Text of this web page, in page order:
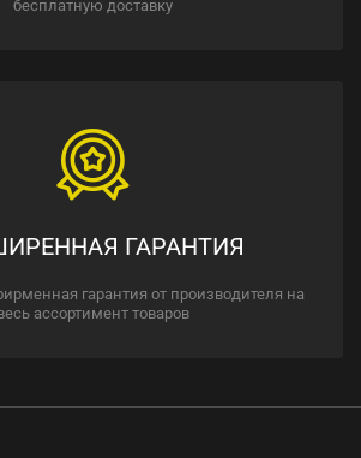
бесплатную доставку
ГАРАНТИЯ
гарантия от производителя на
ассортимент товаров